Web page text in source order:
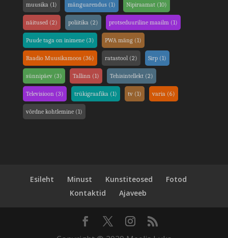
muusika (1) mänguarendus(1) Nipiraamat(10)
näitused (2) poliitika (2) protseduuriline maailm (1)
Puude taga on inimene(3) PWA mäng (1)
Raadio Muusikamoos(36) ratastool(2) Sirp(1)
sünnipäev(3) Tallinn (1) Tehisintellekt(2)
Televisioon (3) trükigraafika (1) tv(1) varia (6)
võrdne kohtlemine(1)
Esileht Minust Kunstiteosed
Fotod
Kontaktid
Ajaveeb